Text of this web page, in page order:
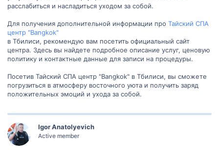
расслабиться и насладиться уходом за собой.
Для получения дополнительной информации про Тайский СПА
центр "Bangkok"
в Тбилиси, рекомендую вам посетить официальный сайт
центра. Здесь вы найдете подробное описание услуг, ценовую
политику и контактные данные для записи на процедуры.
Посетив Тайский СПА центр "Bangkok" в Тбилиси, вы сможете
погрузиться в атмосферу восточного уюта и получить заряд
положительных эмоций и ухода за собой.
Igor Anatolyevich
Active member